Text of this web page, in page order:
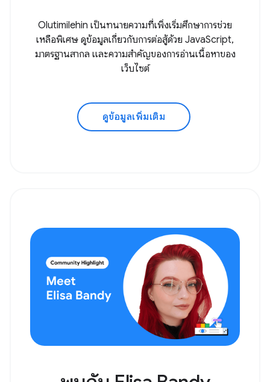
Olutimilehin เป็นทนายความที่เพิ่งเริ่มศึกษาการช่วย
เหลือพิเศษ ดูข้อมูลเกี่ยวกับการต่อสู้ด้วย JavaScript,
มาตรฐานสากล และความสำคัญของการอ่านเนื้อหาของ
เว็บไซต์
ดูข้อมูลเพิ่มเติม